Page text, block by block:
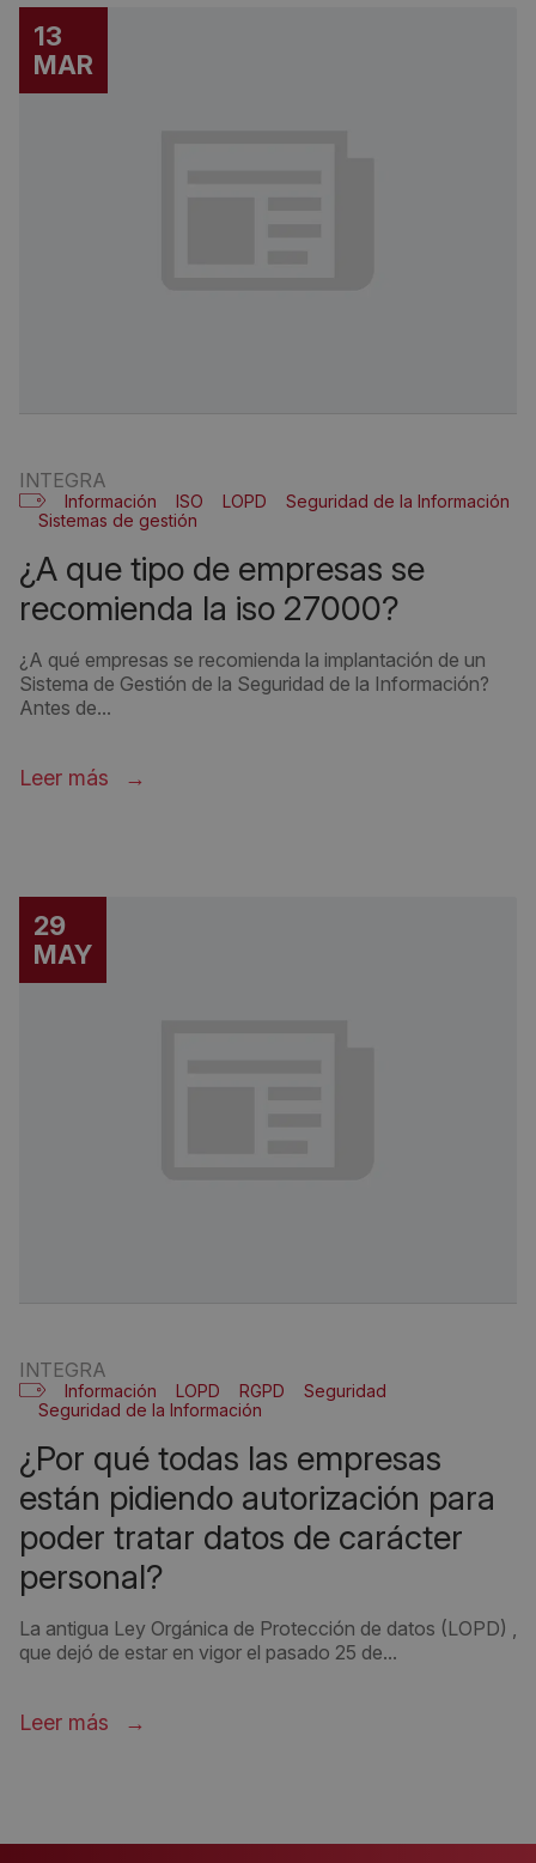
13
MAR
INTEGRA
Información ISO LOPD
Seguridad de la Información
Sistemas de gestión
¿a que tipo de empresas se
recomienda la iso 27000?
¿A qué empresas se recomienda la implantación de un
Sistema de Gestión de la Seguridad de la Información?
Antes de...
Leer más
29
MAY
INTEGRA
Información LOPD RGPD
Seguridad
Seguridad de la Información
¿por qué todas las empresas
están pidiendo autorización para
poder tratar datos de carácter
personal?
La antigua Ley Orgánica de Protección de datos (LOPD) ,
que dejó de estar en vigor el pasado 25 de...
Leer más